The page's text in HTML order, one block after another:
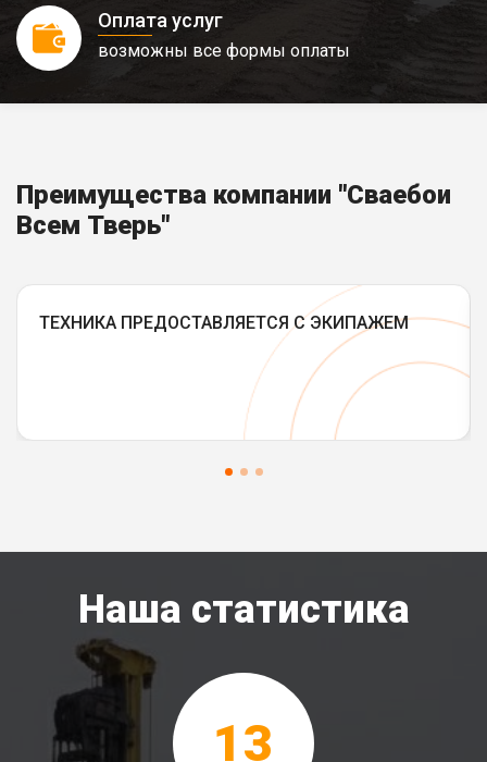
Оплата услуг
возможны все формы оплаты
Преимущества компании "Сваебои
Всем Тверь"
ТЕХНИКА ПРЕДОСТАВЛЯЕТСЯ С ЭКИПАЖЕМ
Наша статистика
13